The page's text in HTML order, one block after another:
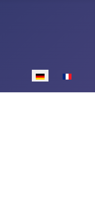
Sprache